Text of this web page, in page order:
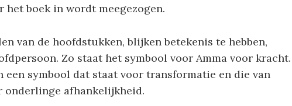
het boek in wordt meegezogen.
van de hoofdstukken, blijken betekenis te hebben,
Zo staat het symbool voor Amma voor kracht.
symbool dat staat voor transformatie en die van
onderlinge afhankelijkheid.